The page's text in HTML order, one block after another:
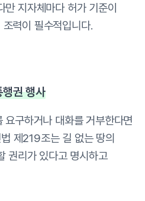
지자체마다 허가 기준이
력이 필수적입니다.
권 행사
요구하거나 대화를 거부한다면
제219조는 길 없는 땅의
권리가 있다고 명시하고